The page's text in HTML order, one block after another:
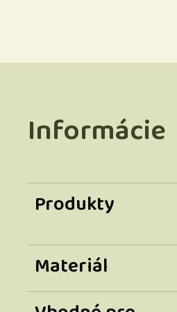
Informácie
Produkty
Materiál